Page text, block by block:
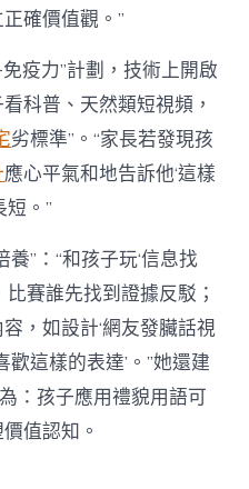
確價值觀。”
疫力”計劃，技術上開啟
科普、天然類短視頻，
劣標準”。“家長若發現孩
應心平氣和地告訴他‘這樣
。”
”：“和孩子玩‘信息找
賽誰先找到證據反駁；
，如設計‘網友發臟話視
歡這樣的表達’。”她還建
：孩子應用禮貌用語可
值認知。